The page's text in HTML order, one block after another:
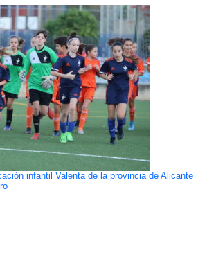
infantil Valenta de la provincia de Alicante